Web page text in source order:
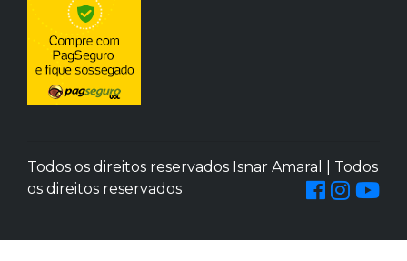
Todos os direitos reservados Isnar Amaral | Todos
os direitos reservados